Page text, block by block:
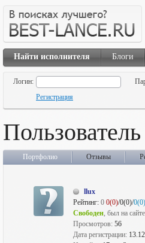
Найти исполнителя Блоги
Логин:
Регистрация
Портфолио Отзывы
llux
Рейтинг: 0 0(0)/0(0)/0(0)
Свободен, был на
Просмотров: 56
Дата регистрации: